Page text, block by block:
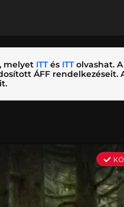
melyet ITTés ITTolvashat.
ÁFF